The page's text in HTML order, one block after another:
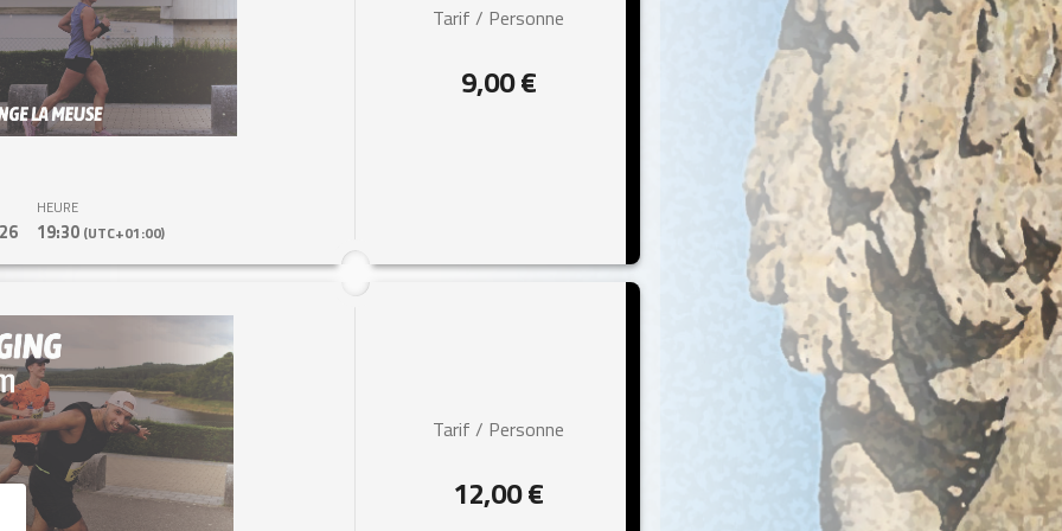
HEURE
19:30 (UTC+01:00)
Tarif / Personne
9,00 €
Tarif / Personne
12,00 €